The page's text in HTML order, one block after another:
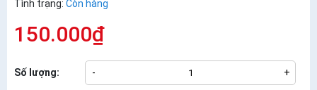
Tình trạng: Còn hàng
150.000₫
Số lượng: - +